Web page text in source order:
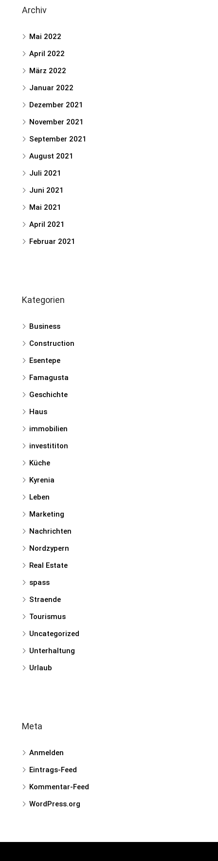
Archiv
Mai 2022
April 2022
März 2022
Januar 2022
Dezember 2021
November 2021
September 2021
August 2021
Juli 2021
Juni 2021
Mai 2021
April 2021
Februar 2021
Kategorien
Business
Construction
Esentepe
Famagusta
Geschichte
Haus
immobilien
investititon
Küche
Kyrenia
Leben
Marketing
Nachrichten
Nordzypern
Real Estate
spass
Straende
Tourismus
Uncategorized
Unterhaltung
Urlaub
Meta
Anmelden
Eintrags-Feed
Kommentar-Feed
WordPress.org